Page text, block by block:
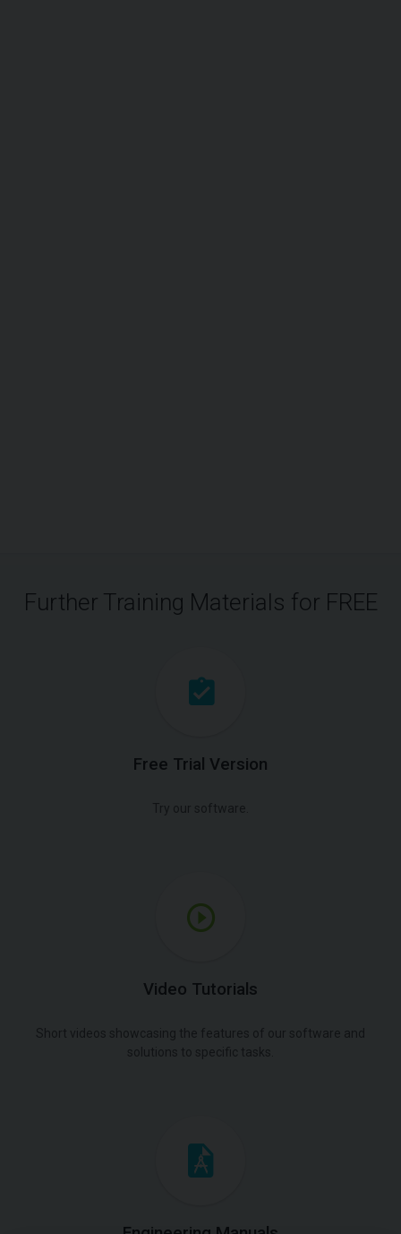
Further Training Materials for FREE
Free Trial Version
Try our software.
Video Tutorials
Short videos showcasing the features of our software and
solutions to specific tasks.